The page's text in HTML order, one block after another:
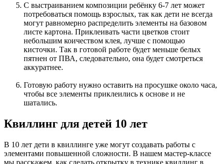
С выстраиванием композиции ребёнку 6-7 лет может
потребоваться помощь взрослых, так как дети не всегда
могут равномерно распределить элементы на базовом
листе картона. Приклеивать части цветков стоит
небольшим коичеством клея, лучше с помощью
кисточки. Так в готовой работе будет меньше белых
пятнен от ПВА, следовательно, она будет смотреться
аккуратнее.
Готовую работу нужно оставить на просушке около часа,
чтобы все элементы приклеились к основе и не
шатались.
Квиллинг для детей 10 лет
В 10 лет дети в квиллинге уже могут создавать работы с
элементами повышенной сложности. В нашем мастер-классе
мы расскажем, как сделать открытку в технике квиллинг в